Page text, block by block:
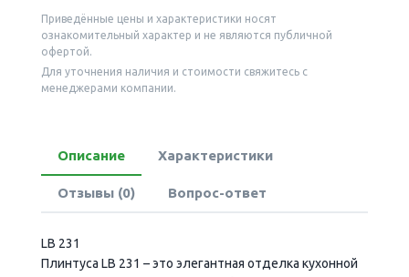
Приведённые цены и характеристики носят
ознакомительный характер и не являются публичной
офертой.
Для уточнения наличия и стоимости свяжитесь с
менеджерами компании.
Описание Характеристики
Отзывы (0) Вопрос-ответ
LB 231
Плинтуса LB 231 – это элегантная отделка кухонной